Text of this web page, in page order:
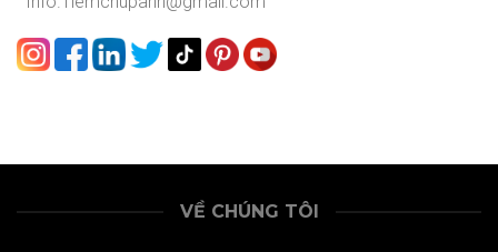
VỀ CHÚNG TÔI